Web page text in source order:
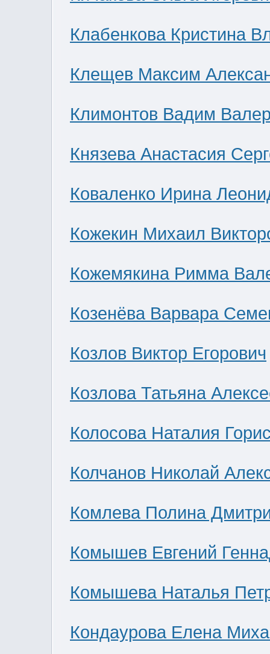
Клабенкова Кристина
Клещев Максим
Климонтов Вадим
Князева Анастасия
Коваленко Ирина
Кожекин Михаил
Кожемякина Римма
Козенёва Варвара
Козлов Виктор Егорович
Козлова Татьяна
Колосова Наталия
Колчанов Николай
Комлева Полина
Комышев Евгений
Комышева Наталья
Кондаурова Елена